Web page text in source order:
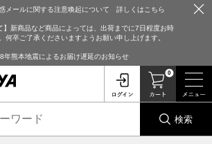
メールに関する注意喚起について 詳しくはこちら
】新商品など商品によっては、出荷までに7日程度お時
何卒ご了承くださいますようお願い申し上げます。
8年熊本地震によるお届け遅延のお知らせ
0
検索